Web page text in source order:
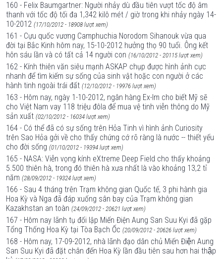
160 - Felix Baumgartner: Người nhảy dù đầu tiên vượt tốc độ âm
thanh với tốc độ tối đa 1,342 kilô mét / giờ trong khi nhảy ngày 14-
10-2012 (17/10/2012 - 18908 lượt xem)
161 - Cựu quốc vương Camphuchia Norodom Sihanouk vừa qua
đời tại Bắc Kinh hôm nay, 15-10-2012 hưởng thọ 90 tuổi. Ông kết
hôn sáu lần và có tất cả 14 người con (16/10/2012 - 20115 lượt xem)
162 - Kính thiên văn siêu mạnh ASKAP chụp được hình ảnh cực
nhanh để tìm kiếm sự sống của sinh vật hoặc con người ở các
hành tinh ngoài trái đất (12/10/2012 - 19976 lượt xem)
163 - Hôm nay, ngày 1-10-2012, ngân hàng Ex-Im cho biết Mỹ sẽ
cho Việt Nam vay 118 triệu đôla để mua vệ tinh viễn thông do Mỹ
sản xuất (02/10/2012 - 16034 lượt xem)
164 - Có thể đã có sự sống trên Hỏa Tinh vì hình ảnh Curiosity
trên Sao Hỏa gởi về cho thấy chứng cớ rõ ràng là nước -- thiết yếu
cho đời sống (01/10/2012 - 19394 lượt xem)
165 - NASA: Viễn vọng kính eXtreme Deep Field cho thấy khoảng
5.500 thiên hà, trong đó thiên hà xưa nhất là vào khoảng 13,2 tỉ
năm (28/09/2012 - 19324 lượt xem)
166 - Sau 4 tháng trên Trạm không gian Quốc tế, 3 phi hành gia
Hoa Kỳ và Nga đã đáp xuống sân bay của Trạm không gian
Kazakhstan an toàn (24/09/2012 - 20621 lượt xem)
167 - Hôm nay lãnh tụ đối lập Miến Điện Aung San Suu Kyi đã gặp
Tổng Thống Hoa Kỳ tại Tòa Bạch Ốc (20/09/2012 - 20626 lượt xem)
168 - Hôm nay, 17-09-2012, nhà lãnh đạo dân chủ Miến Điện Aung
San Suu Kyi đã đặt chân đến Hoa Kỳ lần đầu tiên sau hơn hai thập